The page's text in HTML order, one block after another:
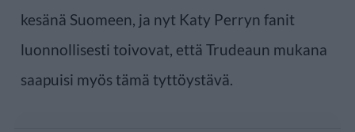
kesänä Suomeen, ja nyt Katy Perryn fanit
luonnollisesti toivovat, että Trudeaun mukana
saapuisi myös tämä tyttöystävä.